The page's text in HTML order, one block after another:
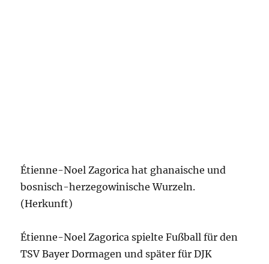
Étienne-Noel Zagorica hat ghanaische und
bosnisch-herzegowinische Wurzeln.
(Herkunft)
Étienne-Noel Zagorica spielte Fußball für den
TSV Bayer Dormagen und später für DJK